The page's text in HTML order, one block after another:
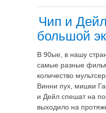
Чип и
большой
В 90ые, в нашу
самые разные
количество
Винни пух, мишки
и Дейл спешат на
выходило на